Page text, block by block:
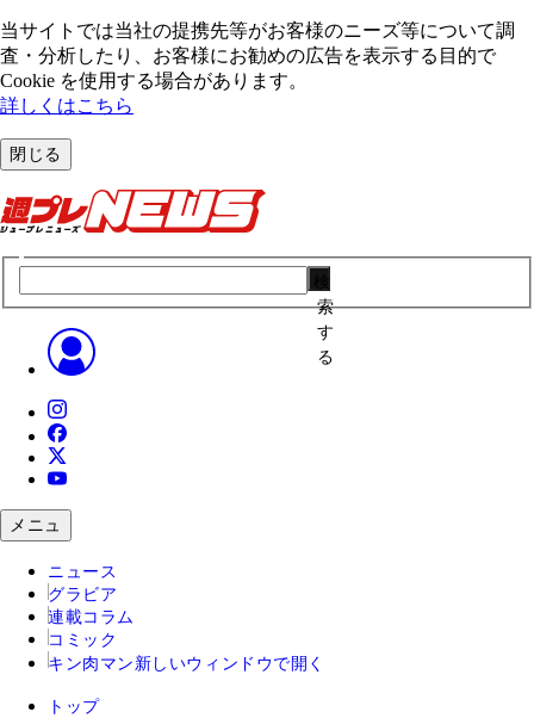
当サイトでは当社の提携先等がお客様のニーズ等について調
査・分析したり、お客様にお勧めの広告を表⽰する⽬的で
Cookie を使⽤する場合があります。
詳しくはこちら
閉じる
索
す
る
メニュ
ニュース
グラビア
連載コラム
コミック
キン肉マン 新しいウィンドウで開く
トップ